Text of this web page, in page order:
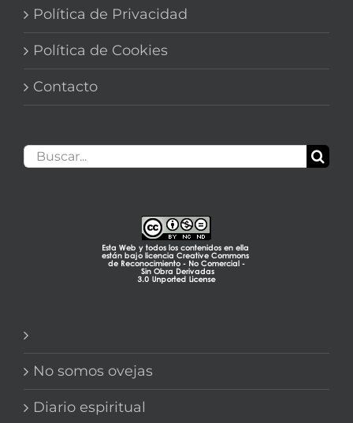
Política de Privacidad
Política de Cookies
Contacto
Buscar:
No somos ovejas
Diario espiritual